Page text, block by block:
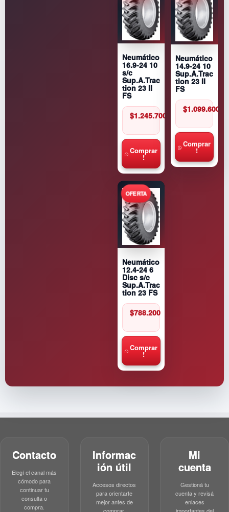
Neumático
16.9-24 10
s/c
Sup.A.Trac
tion 23 II
FS
$1.245.700
Comprar
!
Neumático
14.9-24 10
Sup.A.Trac
tion 23 II
FS
$1.099.600
Comprar
!
Neumático
12.4-24 6
Disc s/c
Sup.A.Trac
tion 23 FS
$788.200
Comprar
!
Contacto
Elegí el canal más
cómodo para
continuar tu
consulta o
compra.
Informac
ión útil
Accesos directos
para orientarte
mejor antes de
Mi
cuenta
Gestioná tu
cuenta y revisá
enlaces